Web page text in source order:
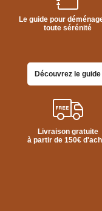
Bulles
Housses
sachet
Le guide pour
toute sérénité
Découvrez le guide
Livraison gratuite
à partir de 150€